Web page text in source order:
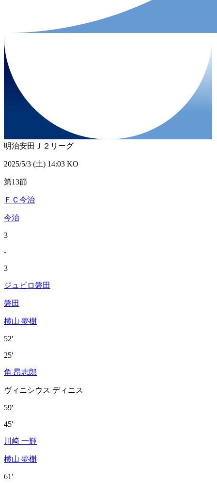
明治安田Ｊ２リーグ
2025/5/3 (土) 14:03 KO
第13節
ＦＣ今治
今治
3
-
3
ジュビロ磐田
磐田
横山 夢樹
52'
25'
角 昂志郎
ヴィニシウス ディニス
59'
45'
川﨑 一輝
横山 夢樹
61'